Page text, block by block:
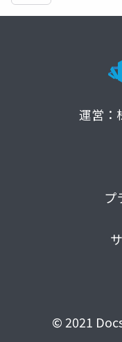
運営：
プ
© 2021